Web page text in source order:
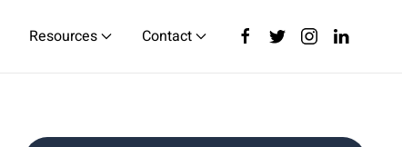
Resources Contact